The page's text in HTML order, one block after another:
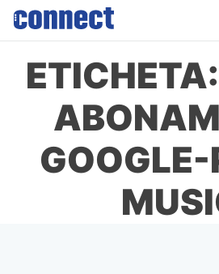
Skip
content